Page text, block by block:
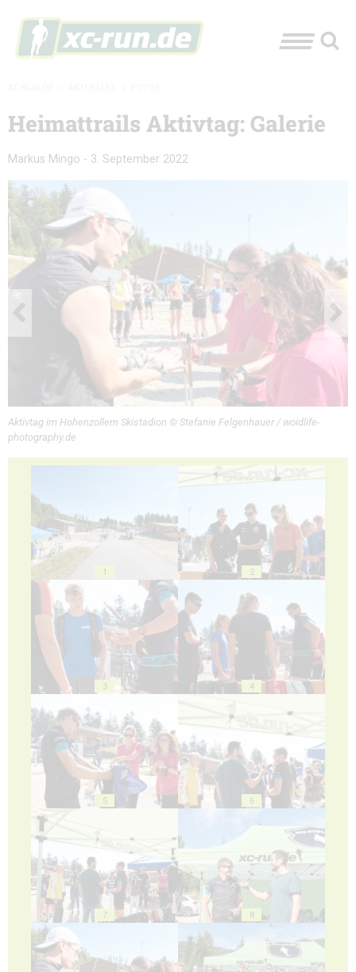
Heimattrails Aktivtag: Galerie
Markus Mingo - 3. September 2022
Aktivtag im Hohenzollern Skistadion © Stefanie Felgenhauer / woidlife-
photography.de
1 2
3 4
5 6
7 8